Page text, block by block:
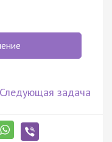
Следующая задача